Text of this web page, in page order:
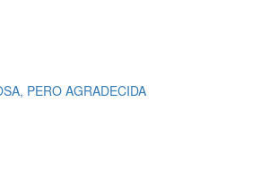
PERO AGRADECIDA